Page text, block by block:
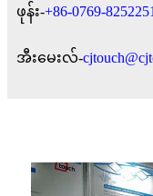
ဖုန်း-+86-0769-
အီးမေးလ်-